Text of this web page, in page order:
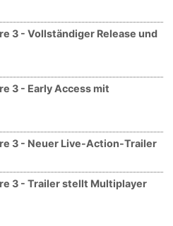
3 - Vollständiger Release und
3 - Early Access mit
3 - Neuer Live-Action-Trailer
3 - Trailer stellt Multiplayer